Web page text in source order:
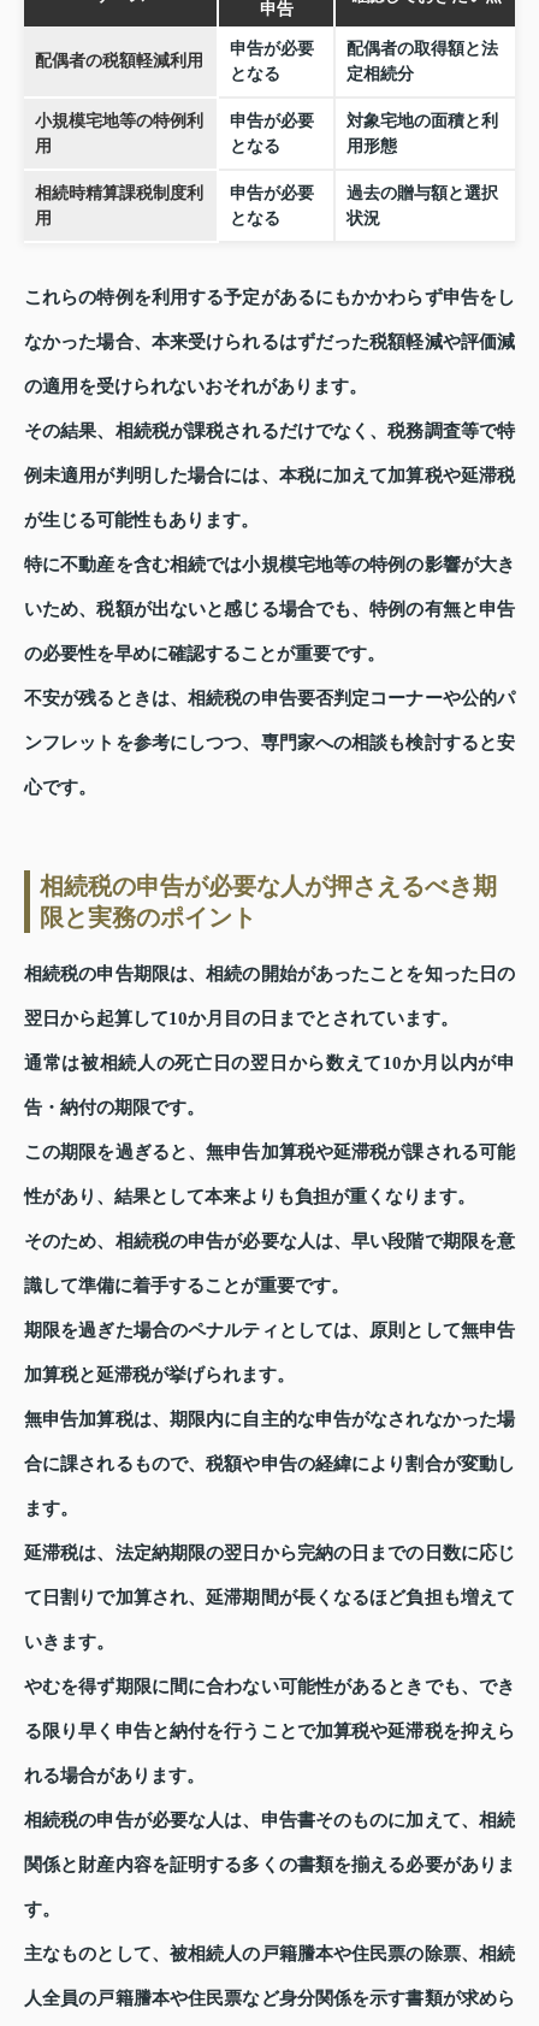
申告
配偶者の税額軽減利用
申告が必要
となる
配偶者の取得額と法
定相続分
小規模宅地等の特例利
用
申告が必要
となる
対象宅地の面積と利
用形態
相続時精算課税制度利
用
申告が必要
となる
過去の贈与額と選択
状況
これらの特例を利用する予定があるにもかかわらず申告をし
なかった場合、本来受けられるはずだった税額軽減や評価減
の適用を受けられないおそれがあります。
その結果、相続税が課税されるだけでなく、税務調査等で特
例未適用が判明した場合には、本税に加えて加算税や延滞税
が生じる可能性もあります。
特に不動産を含む相続では小規模宅地等の特例の影響が大き
いため、税額が出ないと感じる場合でも、特例の有無と申告
の必要性を早めに確認することが重要です。
不安が残るときは、相続税の申告要否判定コーナーや公的パ
ンフレットを参考にしつつ、専門家への相談も検討すると安
心です。
相続税の申告が必要な人が押さえるべき期
限と実務のポイント
相続税の申告期限は、相続の開始があったことを知った日の
翌日から起算して10か月目の日までとされています。
通常は被相続人の死亡日の翌日から数えて10か月以内が申
告・納付の期限です。
この期限を過ぎると、無申告加算税や延滞税が課される可能
性があり、結果として本来よりも負担が重くなります。
そのため、相続税の申告が必要な人は、早い段階で期限を意
識して準備に着手することが重要です。
期限を過ぎた場合のペナルティとしては、原則として無申告
加算税と延滞税が挙げられます。
無申告加算税は、期限内に自主的な申告がなされなかった場
合に課されるもので、税額や申告の経緯により割合が変動し
ます。
延滞税は、法定納期限の翌日から完納の日までの日数に応じ
て日割りで加算され、延滞期間が長くなるほど負担も増えて
いきます。
やむを得ず期限に間に合わない可能性があるときでも、でき
る限り早く申告と納付を行うことで加算税や延滞税を抑えら
れる場合があります。
相続税の申告が必要な人は、申告書そのものに加えて、相続
関係と財産内容を証明する多くの書類を揃える必要がありま
す。
主なものとして、被相続人の戸籍謄本や住民票の除票、相続
人全員の戸籍謄本や住民票など身分関係を示す書類が求めら